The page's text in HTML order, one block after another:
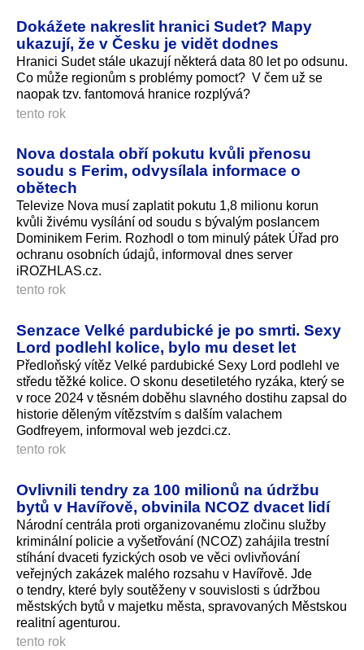
Dokážete nakreslit hranici Sudet? Mapy
ukazují, že v Česku je vidět dodnes
Hranici Sudet stále ukazují některá data 80 let po odsunu.
Co může regionům s problémy pomoct? V čem už se
naopak tzv. fantomová hranice rozplývá?
tento rok
Nova dostala obří pokutu kvůli přenosu
soudu s Ferim, odvysílala informace o
obětech
Televize Nova musí zaplatit pokutu 1,8 milionu korun
kvůli živému vysílání od soudu s bývalým poslancem
Dominikem Ferim. Rozhodl o tom minulý pátek Úřad pro
ochranu osobních údajů, informoval dnes server
iROZHLAS.cz.
tento rok
Senzace Velké pardubické je po smrti. Sexy
Lord podlehl kolice, bylo mu deset let
Předloňský vítěz Velké pardubické Sexy Lord podlehl ve
středu těžké kolice. O skonu desetiletého ryzáka, který se
v roce 2024 v těsném doběhu slavného dostihu zapsal do
historie děleným vítězstvím s dalším valachem
Godfreyem, informoval web jezdci.cz.
tento rok
Ovlivnili tendry za 100 milionů na údržbu
bytů v Havířově, obvinila NCOZ dvacet lidí
Národní centrála proti organizovanému zločinu služby
kriminální policie a vyšetřování (NCOZ) zahájila trestní
stíhání dvaceti fyzických osob ve věci ovlivňování
veřejných zakázek malého rozsahu v Havířově. Jde
o tendry, které byly soutěženy v souvislosti s údržbou
městských bytů v majetku města, spravovaných Městskou
realitní agenturou.
tento rok